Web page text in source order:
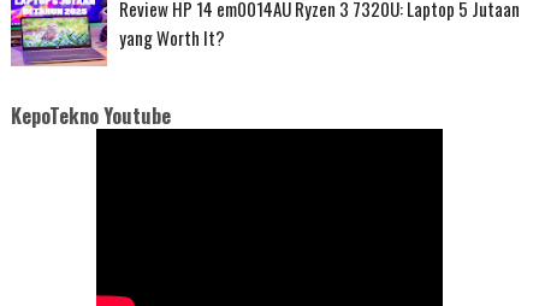
Review HP 14 em0014AU Ryzen 3 7320U: Laptop 5 Jutaan
yang Worth It?
KepoTekno Youtube